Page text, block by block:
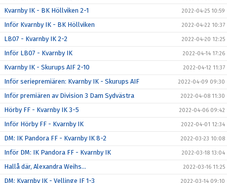
Kvarnby IK - BK Höllviken 2-1 2022-04-25 10:59
Inför Kvarnby IK - BK Höllviken 2022-04-22 10:37
LB07 - Kvarnby IK 2-2 2022-04-20 12:25
Inför LB07 - Kvarnby IK 2022-04-14 17:26
Kvarnby IK - Skurups AIF 2-10 2022-04-12 11:37
Inför seriepremiären: Kvarnby IK - Skurups AIF 2022-04-09 09:30
Inför premiären av Division 3 Dam Sydvästra 2022-04-08 11:30
Hörby FF - Kvarnby IK 3-5 2022-04-06 09:42
Inför Hörby FF - Kvarnby IK 2022-04-01 12:34
DM: IK Pandora FF - Kvarnby IK 8-2 2022-03-23 10:08
Inför DM: IK Pandora FF - Kvarnby IK 2022-03-18 13:04
Hallå där, Alexandra Weihs... 2022-03-16 11:25
DM: Kvarnby IK - Vellinge IF 1-3 2022-03-14 09:10